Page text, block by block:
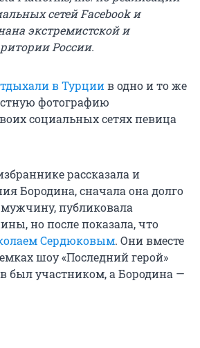
сетей Facebook и
экстремистской и
России.
в Турциив одно и то же
фотографию
социальных сетях певица
рассказала и
Бородина, сначала она долго
публиковала
но после показала, что
Сердюковым. Они вместе
шоу «Последний герой»
был участником, а Бородина —